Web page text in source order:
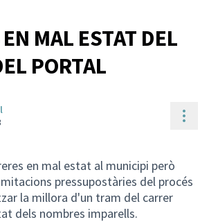
MAL ESTAT DEL
PORTAL
en mal estat al municipi però
pressupostàries del procés
la millora d'un tram del carrer
dels nombres imparells.